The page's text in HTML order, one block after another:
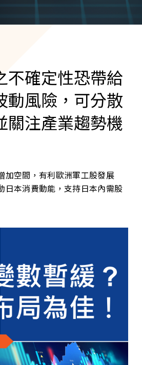
不確定性恐帶給
動風險，可分散
關注產業趨勢機
加空間，有利歐洲軍工股發展
日本消費動能，支持日本內需股